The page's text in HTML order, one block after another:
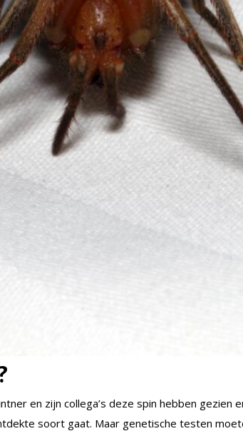
en zijn collega’s deze spin hebben gezien
soort gaat. Maar genetische testen